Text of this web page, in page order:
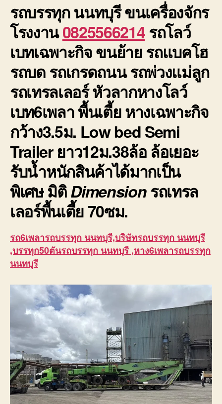
เครื่อ
ราคา
ประกัน
รถบรรทุก นนทบุรีขนเครื่องจักร
โรงงาน0825566214รถโลว์
เบทเฉพาะกิจ ขนย้าย รถแบคโฮ
รถบด รถเกรดถนน รถพ่วงแม่ลูก
รถเทรลเลอร์ หัวลากหางโลว์
เบท6เพลา พื้นเตี้ย หางเฉพาะกิจ
กว้าง3.5ม. Low bed Semi
Trailer ยาว12ม.38ล้อ ล้อเยอะ
รับน้ำหนักสินค้าได้มากเป็น
พิเศษ มิติDimensionรถเทรล
เลอร์พื้นเตี้ย70ซม.
รถ6เพลารถบรรทุก นนทบุรี,บริษัทรถบรรทุก นนทบุรี
,บรรทุก50ตันรถบรรทุก นนทบุรี ,หาง6เพลารถบรรทุก
นนทบุรี